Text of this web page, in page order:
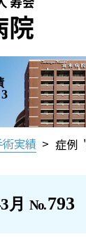
実績 > 症例
月 No.793